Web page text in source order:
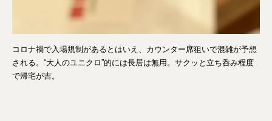
コロナ禍で入場規制があるとはいえ、カウンター席狙いで混雑が予想
される。“大人のユニクロ”的には長居は無用。サクッと立ち呑み程度
で帰宅が吉。